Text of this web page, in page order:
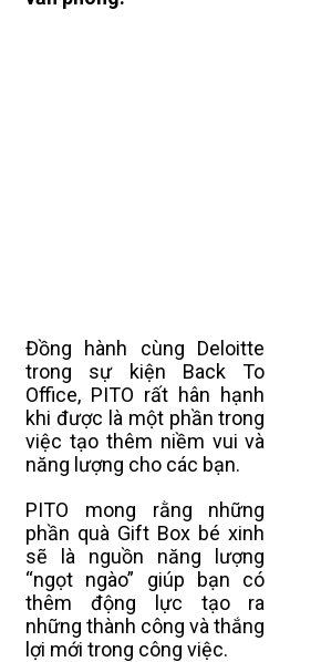
Đồng hành cùng Deloitte
trong sự kiện Back To
Office, PITO rất hân hạnh
khi được là một phần trong
việc tạo thêm niềm vui và
năng lượng cho các bạn.
PITO mong rằng những
phần quà Gift Box bé xinh
sẽ là nguồn năng lượng
“ngọt ngào” giúp bạn có
thêm động lực tạo ra
những thành công và thắng
lợi mới trong công việc.